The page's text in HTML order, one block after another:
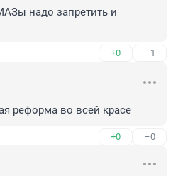
надо запретить и
+0 –1
реформа во всей красе
+0 –0